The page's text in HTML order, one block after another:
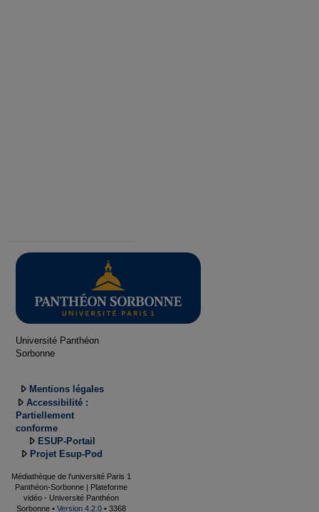
Université Panthéon
Sorbonne
Mentions légales
Accessibilité :
Partiellement
conforme
ESUP-Portail
Projet Esup-Pod
Médiathèque de l'université Paris 1
Panthéon-Sorbonne | Plateforme
vidéo - Université Panthéon
Sorbonne • Version 4.2.0 • 3368